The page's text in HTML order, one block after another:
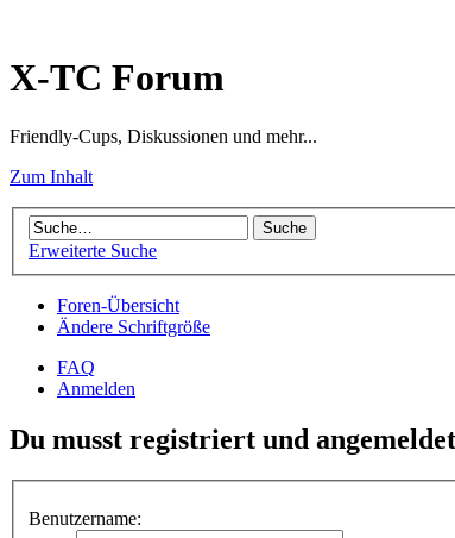
X-TC Forum
Friendly-Cups, Diskussionen und mehr...
Zum Inhalt
Erweiterte Suche
Foren-Übersicht
Ändere Schriftgröße
FAQ
Anmelden
Du musst registriert und
Benutzername: